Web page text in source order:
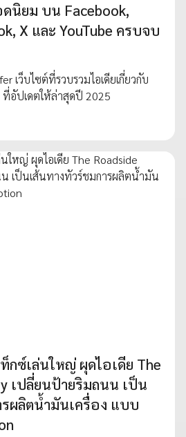
นิยม บน Facebook,
X และ YouTube ครบจบ
เว็บไซต์ที่รวบรวมไอเดียเกี่ยวกับ
อัปเดตให้ล่าสุดปี 2025
กซ์เล่นใหญ่ ผุดไอเดีย The
เปลี่ยนป้ายริมถนน เป็น
ผลิตน้ำมันเครื่อง แบบ